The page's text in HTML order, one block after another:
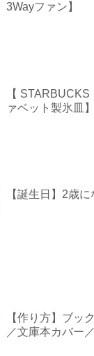
3Wayファン】
【
ァベット製氷皿】
【誕生日】2歳
【作り方】ブッ
／文庫本カバー